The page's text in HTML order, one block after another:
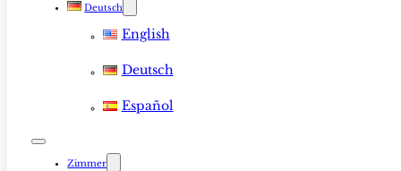
Deutsch
English
Deutsch
Español
Zimmer